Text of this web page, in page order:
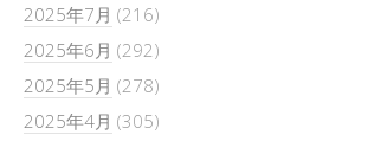
2025年7月 (216)
2025年6月 (292)
2025年5月 (278)
2025年4月 (305)